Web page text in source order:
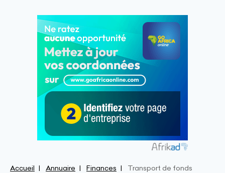
Accueil Annuaire Finances Transport de fonds